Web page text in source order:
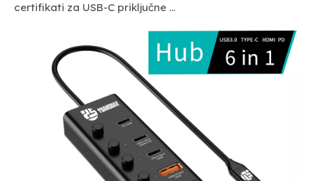
certifikati za USB-C priključne ...